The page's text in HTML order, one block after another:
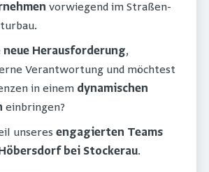
vorwiegend im Straßen-
neue Herausforderung,
Verantwortung und möchtest
in einem dynamischen
einbringen?
unseres engagierten Teams
bei Stockerau.